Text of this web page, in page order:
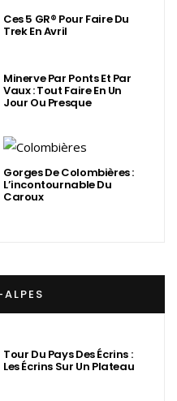
Ces 5 GR® Pour Faire Du
Trek En Avril
Minerve Par Ponts Et Par
Vaux : Tout Faire En Un
Jour Ou Presque
Gorges De Colombières :
L’incontournable Du
Caroux
Tour Du Pays Des Écrins :
Les Écrins Sur Un Plateau